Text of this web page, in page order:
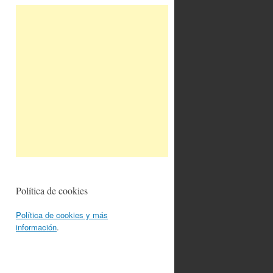
Política de cookies
Política de cookies y más
información.